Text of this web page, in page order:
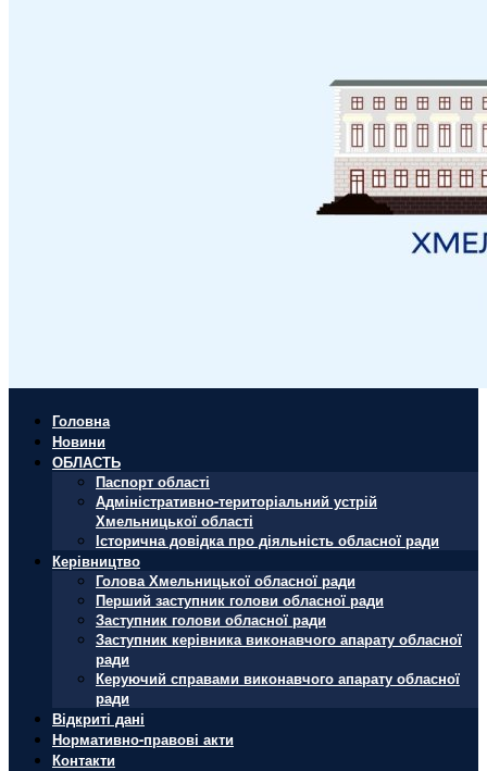
Головна
Новини
ОБЛАСТЬ
Паспорт області
Адміністративно-територіальний устрій
Хмельницької області
Історична довідка про діяльність обласної ради
Керівництво
Голова Хмельницької обласної ради
Перший заступник голови обласної ради
Заступник голови обласної ради
Заступник керівника виконавчого апарату обласної
ради
Керуючий справами виконавчого апарату обласної
ради
Відкриті дані
Нормативно-правові акти
Контакти